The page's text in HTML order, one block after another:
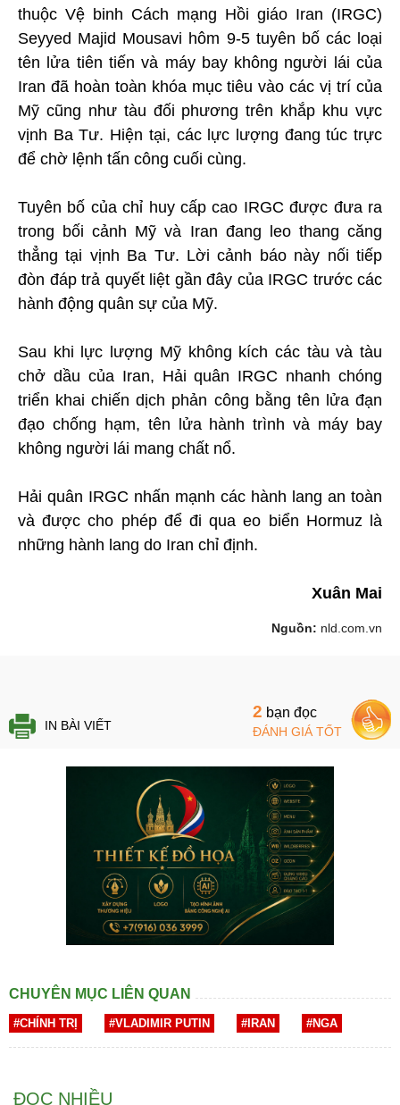
thuộc Vệ binh Cách mạng Hồi giáo Iran (IRGC)
Seyyed Majid Mousavi hôm 9-5 tuyên bố các loại
tên lửa tiên tiến và máy bay không người lái của
Iran đã hoàn toàn khóa mục tiêu vào các vị trí của
Mỹ cũng như tàu đối phương trên khắp khu vực
vịnh Ba Tư. Hiện tại, các lực lượng đang túc trực
để chờ lệnh tấn công cuối cùng.
Tuyên bố của chỉ huy cấp cao IRGC được đưa ra
trong bối cảnh Mỹ và Iran đang leo thang căng
thẳng tại vịnh Ba Tư. Lời cảnh báo này nối tiếp
đòn đáp trả quyết liệt gần đây của IRGC trước các
hành động quân sự của Mỹ.
Sau khi lực lượng Mỹ không kích các tàu và tàu
chở dầu của Iran, Hải quân IRGC nhanh chóng
triển khai chiến dịch phản công bằng tên lửa đạn
đạo chống hạm, tên lửa hành trình và máy bay
không người lái mang chất nổ.
Hải quân IRGC nhấn mạnh các hành lang an toàn
và được cho phép để đi qua eo biển Hormuz là
những hành lang do Iran chỉ định.
Xuân Mai
Nguồn: nld.com.vn
IN BÀI VIẾT
2 bạn đọc
ĐÁNH GIÁ TỐT
CHUYÊN MỤC LIÊN QUAN
#CHÍNH TRỊ #VLADIMIR PUTIN #IRAN #NGA
ĐỌC NHIỀU